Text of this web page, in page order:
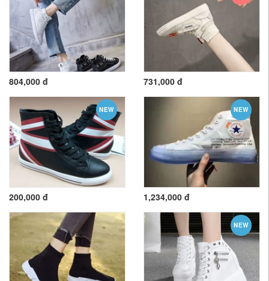
804,000 đ 731,000 đ
NEW
200,000 đ
NEW
1,234,000 đ
NEW